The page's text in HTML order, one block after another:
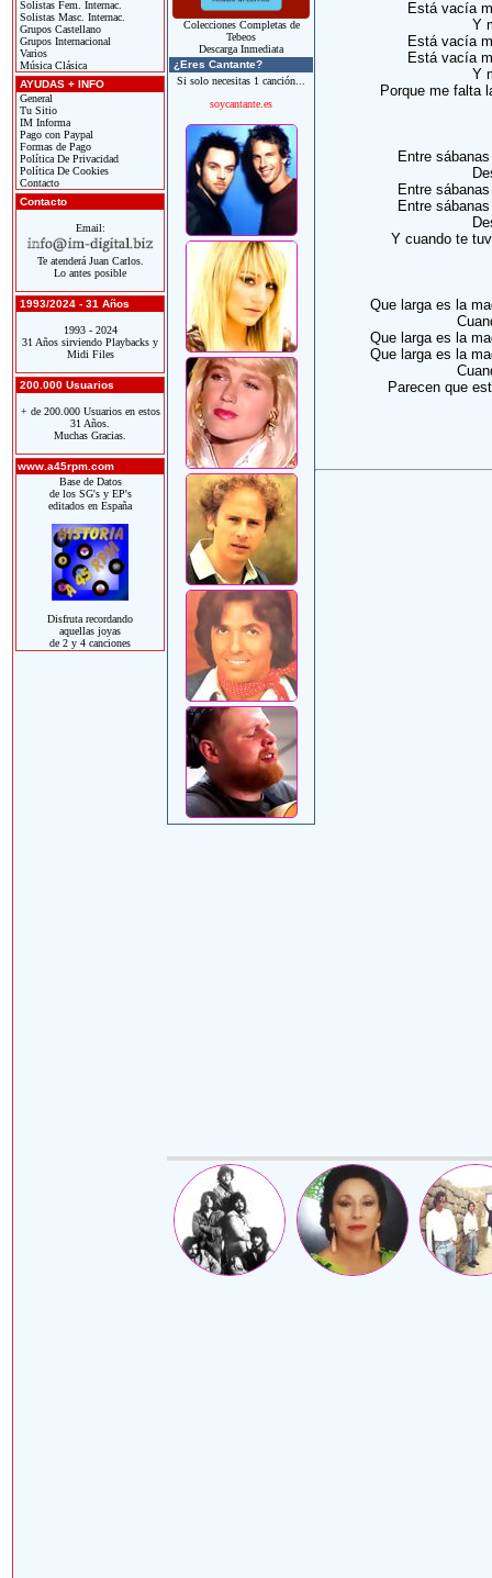
Solistas Fem. Internac.
Solistas Masc. Internac.
Grupos Castellano
Grupos Internacional
Varios
Música Clásica
AYUDAS + INFO
General
Tu Sitio
IM Informa
Pago con Paypal
Formas de Pago
Política De Privacidad
Política De Cookies
Contacto
Contacto
Email:
Te atenderá Juan Carlos.
Lo antes posible
1993/2024 - 31 Años
1993 - 2024
31 Años sirviendo Playbacks y
Midi Files
200.000 Usuarios
+ de 200.000 Usuarios en estos
31 Años.
Muchas Gracias.
www.a45rpm.com
Base de Datos
de los SG's y EP's
editados en España
Disfruta recordando
aquellas joyas
de 2 y 4 canciones
Colecciones Completas de
Tebeos
Descarga Inmediata
¿Eres Cantante?
Si solo necesitas 1 canción...
soycantante.es
Está vacía
Y
Está vacía
Está vacía
Y
Porque me falta
Entre
Entre
Entre
Y cuando te
Que larga es la
Que larga es la
Que larga es la
Parecen que